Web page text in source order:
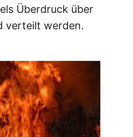
Überdruck über
verteilt werden.